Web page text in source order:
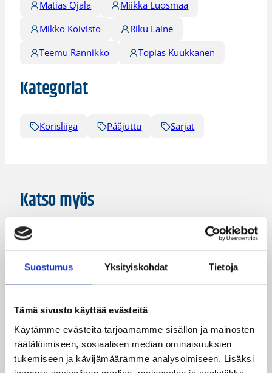
Suostumus Yksityiskohdat Tietoja
Tämä sivusto käyttää evästeitä
Käytämme evästeitä tarjoamamme sisällön ja mainosten
räätälöimiseen, sosiaalisen median ominaisuuksien
tukemiseen ja kävijämäärämme analysoimiseen. Lisäksi
Matias Ojala
Miikka Luosmaa
Mikko Koivisto
Riku Laine
Teemu Rannikko
Topias Kuukkanen
Kategoriat
Korisliiga Pääjuttu Sarjat
Katso myös